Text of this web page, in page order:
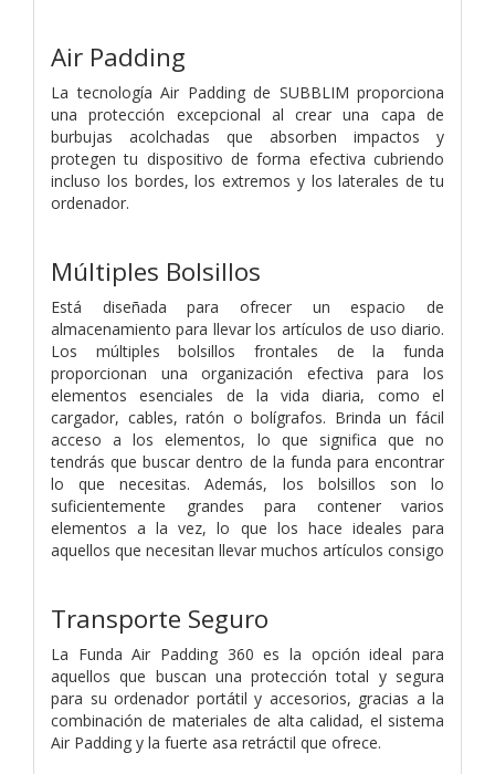
Air Padding
La tecnología Air Padding de SUBBLIM proporciona
una protección excepcional al crear una capa de
burbujas acolchadas que absorben impactos y
protegen tu dispositivo de forma efectiva cubriendo
incluso los bordes, los extremos y los laterales de tu
ordenador.
Múltiples Bolsillos
Está diseñada para ofrecer un espacio de
almacenamiento para llevar los artículos de uso diario.
Los múltiples bolsillos frontales de la funda
proporcionan una organización efectiva para los
elementos esenciales de la vida diaria, como el
cargador, cables, ratón o bolígrafos. Brinda un fácil
acceso a los elementos, lo que significa que no
tendrás que buscar dentro de la funda para encontrar
lo que necesitas. Además, los bolsillos son lo
suficientemente grandes para contener varios
elementos a la vez, lo que los hace ideales para
aquellos que necesitan llevar muchos artículos consigo
Transporte Seguro
La Funda Air Padding 360 es la opción ideal para
aquellos que buscan una protección total y segura
para su ordenador portátil y accesorios, gracias a la
combinación de materiales de alta calidad, el sistema
Air Padding y la fuerte asa retráctil que ofrece.